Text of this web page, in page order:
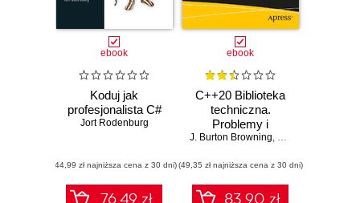
tytułów, a spora z
nich część jest
dostępna również
elektronicznej.
ebook
Koduj jak
profesjonalista C#
Jort Rodenburg
(44,99 zł najniższa cena z 30 dni)
76.49 zł
ebook
C++20 Biblioteka
techniczna.
Problemy i
rozwiązania
J. Burton Browning, Bruce Sutherland
(49,35 zł najniższa cena z 30 dni)
83.90 zł